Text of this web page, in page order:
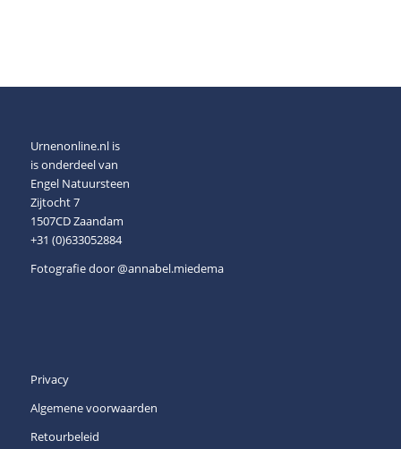
Urnenonline.nl is
is onderdeel van
Engel Natuursteen
Zijtocht 7
1507CD Zaandam
+31 (0)633052884
Fotografie door@annabel.miedema
Privacy
Algemene voorwaarden
Retourbeleid